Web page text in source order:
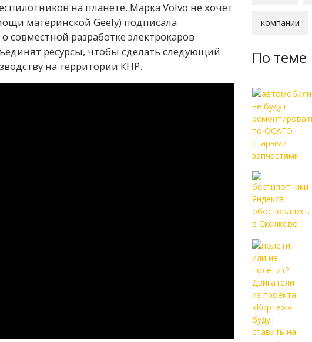
на планете. Марка Volvo не хочет
материнской Geely) подписала
совместной разработке электрокаров
ресурсы, чтобы сделать следующий
на территории КНР.
компании
По теме